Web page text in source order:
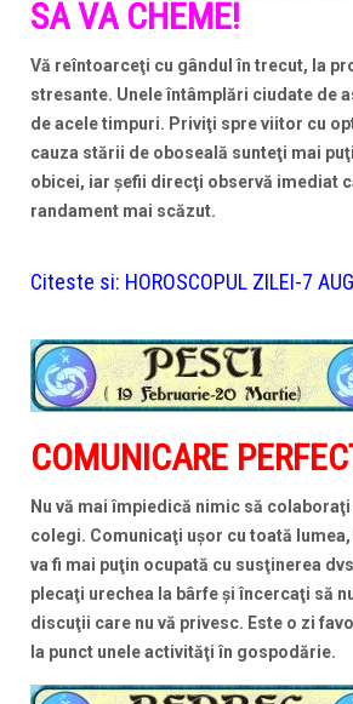
SA VA CHEME!
Vă reîntoarceţi cu gândul în trecut, la
stresante. Unele întâmplări ciudate de
de acele timpuri. Priviţi spre viitor cu
cauza stării de oboseală sunteţi mai
obicei, iar şefii direcţi observă imediat
randament mai scăzut.
Citeste si: HOROSCOPUL ZILEI-7
COMUNICARE
Nu vă mai împiedică nimic să
colegi. Comunicaţi uşor cu toată
va fi mai puţin ocupată cu susţinerea
plecaţi urechea la bârfe şi încercaţi să
discuţii care nu vă privesc. Este o zi
la punct unele activităţi în gospodărie.